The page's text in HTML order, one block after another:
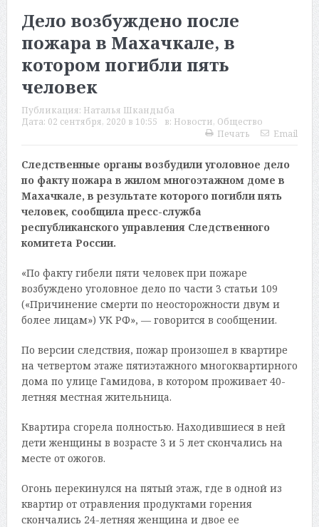
Дело возбуждено после
пожара в Махачкале, в
котором погибли пять
человек
Публикация: Наталья Шкандыба
Дата: 02 сентября, 2020 в 10:55 в: Новости, Общество
Печать
Email
Следственные органы возбудили уголовное дело
по факту пожара в жилом многоэтажном доме в
Махачкале, в результате которого погибли пять
человек, сообщила пресс-служба
республиканского управления Следственного
комитета России.
«По факту гибели пяти человек при пожаре
возбуждено уголовное дело по части 3 статьи 109
(«Причинение смерти по неосторожности двум и
более лицам») УК РФ», — говорится в сообщении.
По версии следствия, пожар произошел в квартире
на четвертом этаже пятиэтажного многоквартирного
дома по улице Гамидова, в котором проживает 40-
летняя местная жительница.
Квартира сгорела полностью. Находившиеся в ней
дети женщины в возрасте 3 и 5 лет скончались на
месте от ожогов.
Огонь перекинулся на пятый этаж, где в одной из
квартир от отравления продуктами горения
скончались 24-летняя женщина и двое ее